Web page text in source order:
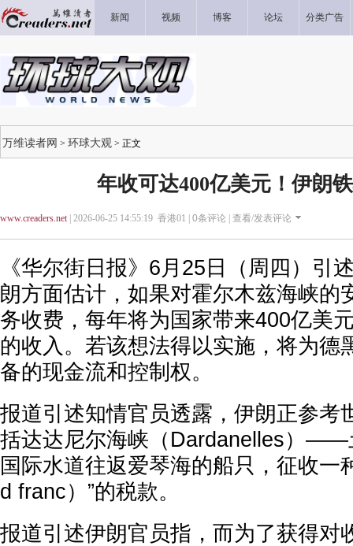
新闻 视频 博客 论坛 分类广告
万维读者网 > 环球大观 > 正文
年收可达400亿美元！伊朗
www.creaders.net| 2026-06-25 14:55:19 香港01 | 0条评论 | 查看/发表评论
《华尔街日报》6月25日（周四）引
朗方面估计，如果对霍尔木兹海峡的
务收费，每年将为国家带来400亿美
的收入。若该想法得以实施，将为德
备的现金流和控制权。
报道引述知情官员透露，伊朗正参考
括达达尼尔海峡（Dardanelles）——
国际水道往返爱琴海的船只，征收一
d franc）”的税款。
报道引述伊朗官员指，而为了获得对